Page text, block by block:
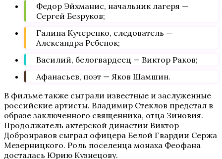
Федор Эйхманис, начальник лагеря —
Сергей Безруков;
Галина Кучеренко, следователь —
Александра Ребенок;
Василий, белогвардеец — Виктор Раков;
Афанасьев, поэт — Яков Шамшин.
В фильме также сыграли известные и заслуженные
российские артисты. Владимир Стеклов предстал в
образе заключенного священника, отца Зиновия.
Продолжатель актерской династии Виктор
Добронравов сыграл офицера Белой Гвардии Сержа
Мезерницкого. Роль поселенца монаха Феофана
досталась Юрию Кузнецову.